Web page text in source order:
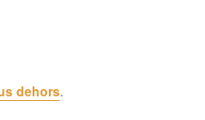
dehors.